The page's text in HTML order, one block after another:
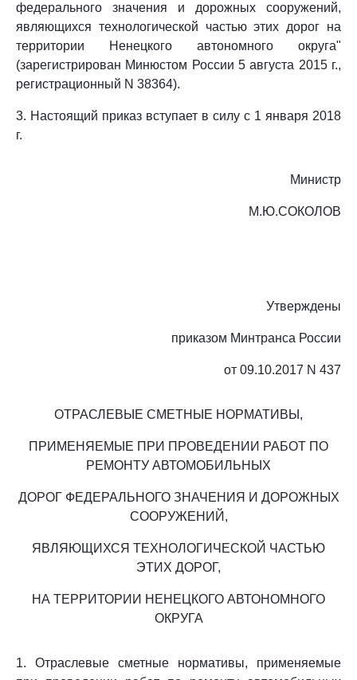
федерального значения и дорожных сооружений,
являющихся технологической частью этих дорог на
территории Ненецкого автономного округа"
(зарегистрирован Минюстом России 5 августа 2015 г.,
регистрационный N 38364).
3. Настоящий приказ вступает в силу с 1 января 2018
г.
Министр
М.Ю.СОКОЛОВ
Утверждены
приказом Минтранса России
от 09.10.2017 N 437
ОТРАСЛЕВЫЕ СМЕТНЫЕ НОРМАТИВЫ,
ПРИМЕНЯЕМЫЕ ПРИ ПРОВЕДЕНИИ РАБОТ ПО
РЕМОНТУ АВТОМОБИЛЬНЫХ
ДОРОГ ФЕДЕРАЛЬНОГО ЗНАЧЕНИЯ И ДОРОЖНЫХ
СООРУЖЕНИЙ,
ЯВЛЯЮЩИХСЯ ТЕХНОЛОГИЧЕСКОЙ ЧАСТЬЮ
ЭТИХ ДОРОГ,
НА ТЕРРИТОРИИ НЕНЕЦКОГО АВТОНОМНОГО
ОКРУГА
1. Отраслевые сметные нормативы, применяемые